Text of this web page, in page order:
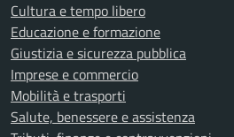
Cultura e tempo libero
Educazione e formazione
Giustizia e sicurezza pubblica
Imprese e commercio
Mobilità e trasporti
Salute, benessere e assistenza